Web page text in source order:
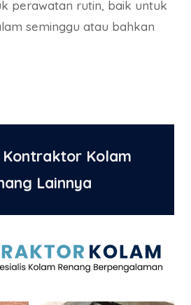
perawatan rutin, baik untuk
seminggu atau bahkan
Kontraktor Kolam
Lainnya